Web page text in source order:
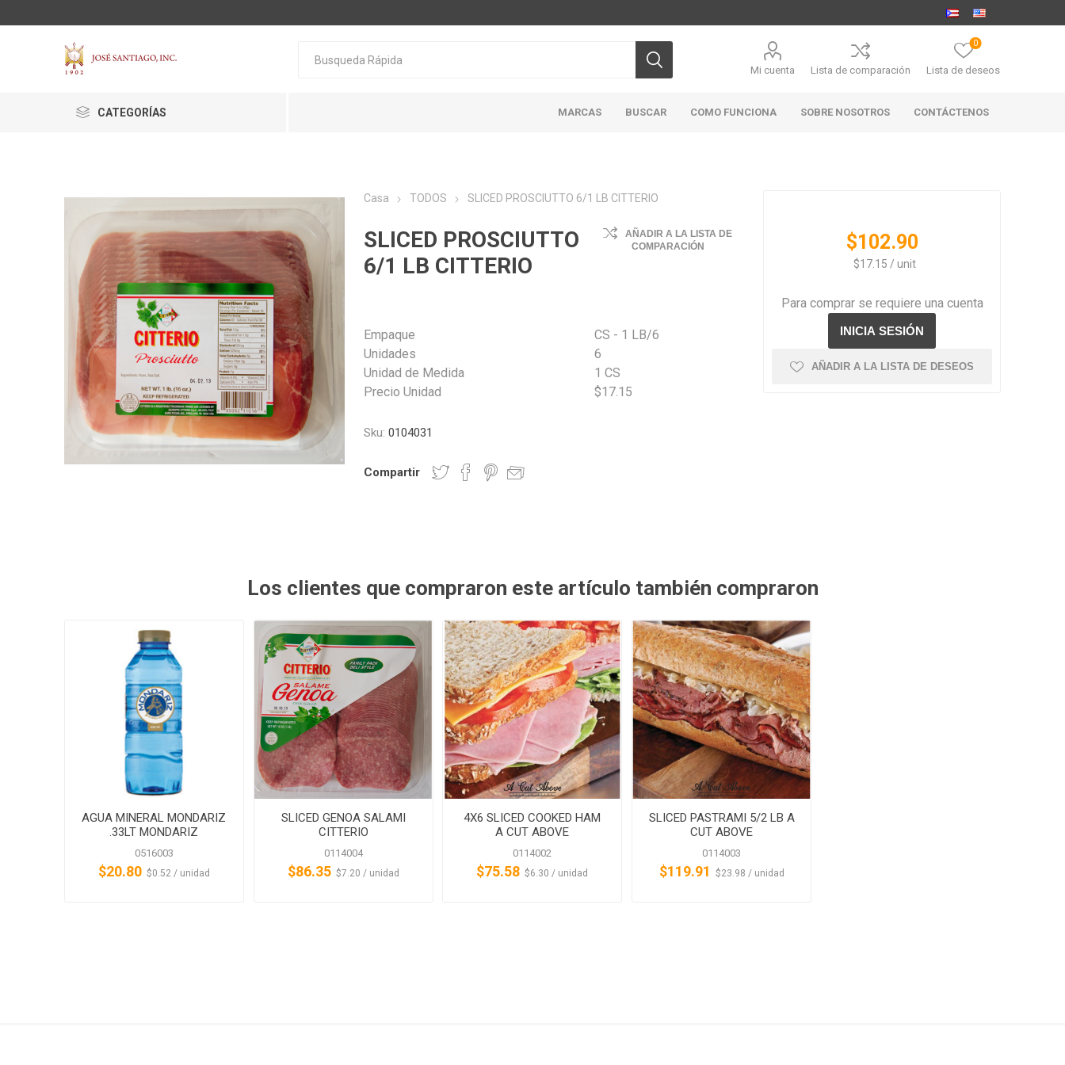
Mi cuenta Lista de comparación Lista de deseos
0
CATEGORÍAS MARCAS
ACTIVA ALGNCECM BOCAO CICLON/ACTIVA DOMINION HIGHLINER
MAR
ABIERTO
MARABIERTO
PUBHOUSE
GOLDEN ALE
SMITHFIELD ULTRAFORCE
BUSCAR COMO FUNCIONA SOBRE NOSOTROS CONTÁCTENOS
Casa TODOS SLICED PROSCIUTTO 6/1 LB CITTERIO
SLICED PROSCIUTTO
6/1 LB CITTERIO
AÑADIR A LA LISTA DE
COMPARACIÓN
Empaque
CS - 1 LB/6
Unidades
6
Unidad de Medida
1 CS
Precio Unidad
$17.15
Sku: 0104031
Compartir
$102.90
‏‏‎ ‎‏‏‎ ‎$17.15 / unit
Para comprar se requiere una cuenta
AÑADIR A LA LISTA DE DESEOS
Los clientes que compraron este artículo también compraron
AGUA MINERAL MONDARIZ
.33LT MONDARIZ
0516003
$20.80 ‏‏‎ ‎‏‏‎ ‎$0.52 / unidad
SLICED GENOA SALAMI
CITTERIO
0114004
$86.35 ‏‏‎ ‎‏‏‎ ‎$7.20 / unidad
4X6 SLICED COOKED HAM
A CUT ABOVE
0114002
$75.58 ‏‏‎ ‎‏‏‎ ‎$6.30 / unidad
SLICED PASTRAMI 5/2 LB A
CUT ABOVE
0114003
$119.91 ‏‏‎ ‎‏‏‎ ‎$23.98 / unidad